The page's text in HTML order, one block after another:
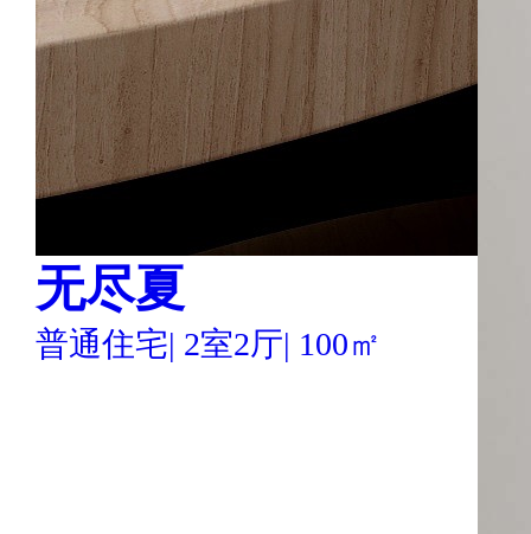
无尽夏
普通住宅| 2室2厅| 100㎡